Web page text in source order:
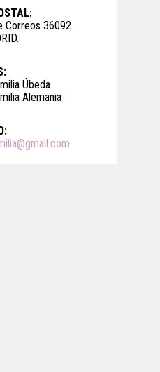
Correos 36092
Úbeda
Alemania